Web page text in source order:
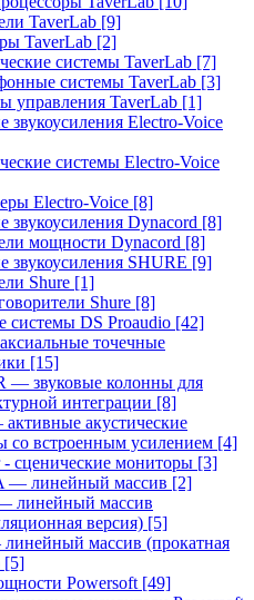
TaverLab [9]
TaverLab [2]
системы TaverLab [7]
системы TaverLab [3]
управления TaverLab [1]
звукоусиления Electro-Voice
системы Electro-Voice
Electro-Voice [8]
звукоусиления Dynacord [8]
мощности Dynacord [8]
звукоусиления SHURE [9]
Shure [1]
Shure [8]
системы DS Proaudio [42]
точечные
[15]
— звуковые колонны для
интеграции [8]
акустические
со встроенным усилением [4]
сценические мониторы [3]
— линейный массив [2]
линейный массив
версия) [5]
массив (прокатная
[5]
Powersoft [49]